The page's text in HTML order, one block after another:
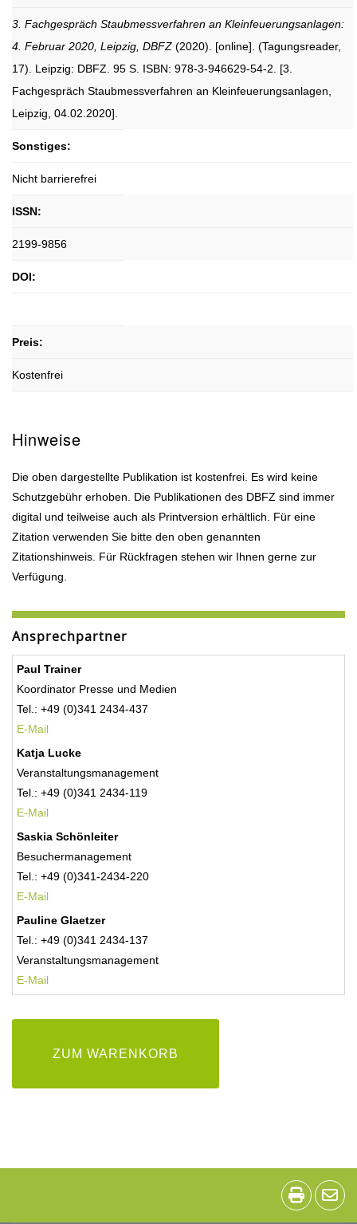
3. Fachgespräch Staubmessverfahren an Kleinfeuerungsanlagen:
4. Februar 2020, Leipzig, DBFZ (2020). [online]. (Tagungsreader,
17). Leipzig: DBFZ. 95 S. ISBN: 978-3-946629-54-2. [3.
Fachgespräch Staubmessverfahren an Kleinfeuerungsanlagen,
Leipzig, 04.02.2020].
Sonstiges:
Nicht barrierefrei
ISSN:
2199-9856
DOI:
Preis:
Kostenfrei
Hinweise
Die oben dargestellte Publikation ist kostenfrei. Es wird keine
Schutzgebühr erhoben. Die Publikationen des DBFZ sind immer
digital und teilweise auch als Printversion erhältlich. Für eine
Zitation verwenden Sie bitte den oben genannten
Zitationshinweis. Für Rückfragen stehen wir Ihnen gerne zur
Verfügung.
Ansprechpartner
Paul Trainer
Koordinator Presse und Medien
Tel.: +49 (0)341 2434-437
E-Mail
Katja Lucke
Veranstaltungsmanagement
Tel.: +49 (0)341 2434-119
E-Mail
Saskia Schönleiter
Besuchermanagement
Tel.: +49 (0)341-2434-220
E-Mail
Pauline Glaetzer
Tel.: +49 (0)341 2434-137
Veranstaltungsmanagement
E-Mail
ZUM WARENKORB